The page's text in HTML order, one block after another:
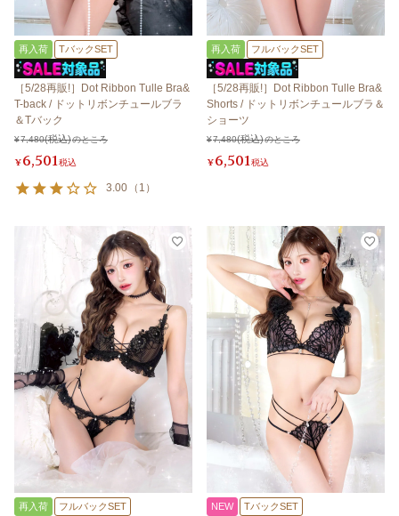
再入荷 TバックSET
［5/28再販!］Dot Ribbon Tulle Bra&
T-back / ドットリボンチュールブラ
＆Tバック
¥7,480 のところ
¥6,501税込
3.00 （ 1 ）
再入荷 フルバックSET
［5/28再販!］Dot Ribbon Tulle Bra&
Shorts / ドットリボンチュールブラ＆
ショーツ
¥7,480 のところ
¥6,501税込
再入荷 フルバックSET NEW TバックSET